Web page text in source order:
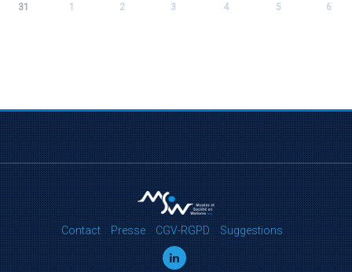
31 1 2 3 4 5 6
Contact Presse CGV-RGPD Suggestions